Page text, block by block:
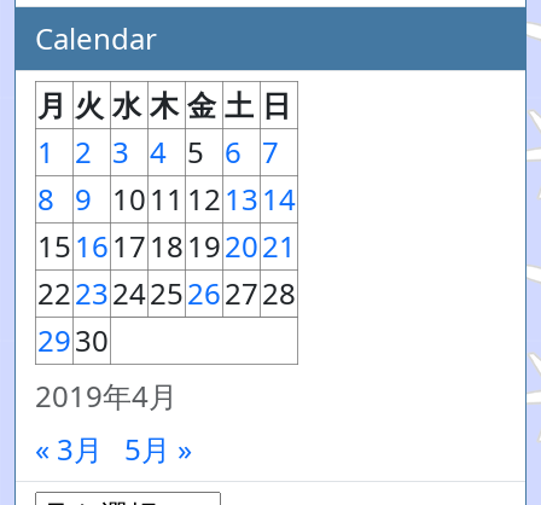
Calendar
2019年4月
月 火 水 木 金 土 日
1
2 3 4 5 6 7
8 9 1011 121314
15161718192021
22232425262728
2930
« 3月 5月 »